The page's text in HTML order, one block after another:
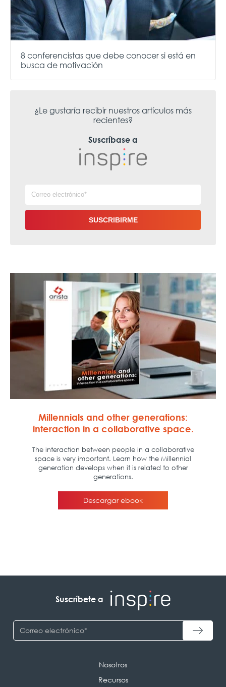
8 conferencistas que debe conocer si está en
busca de motivación
¿Le gustaría recibir nuestros artículos más
recientes?
Suscríbase a
Suscríbete a
Nosotros
Recursos